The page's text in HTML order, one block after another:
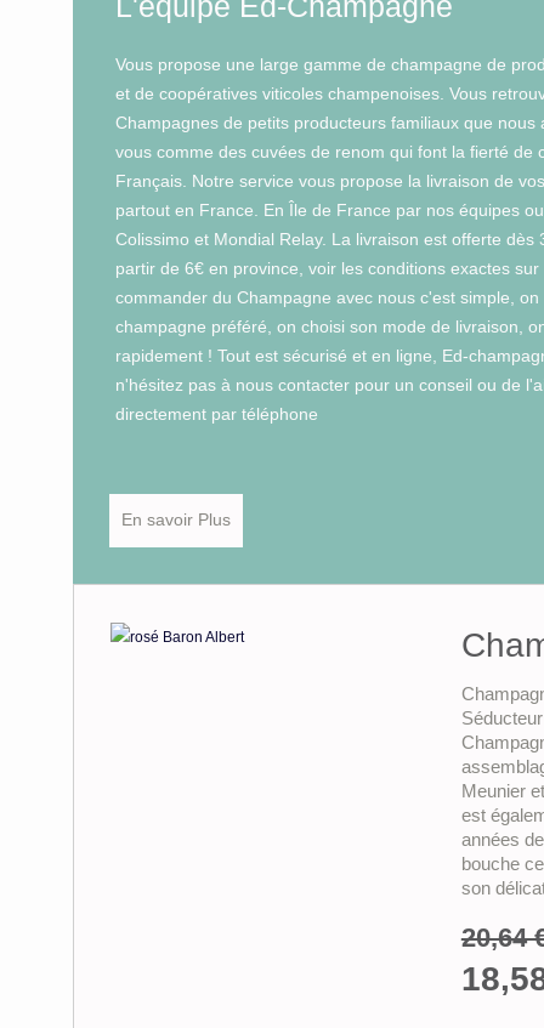
Vous propose une large gamme de champagne de
et de coopératives viticoles champenoises. Vous
Champagnes de petits producteurs familiaux que nous
vous comme des cuvées de renom qui font la fierté de
Français. Notre service vous propose la livraison de
partout en France. En Île de France par nos équipes
Colissimo et Mondial Relay. La livraison est offerte dès
partir de 6€ en province, voir les conditions exactes
commander du Champagne avec nous c'est simple,
champagne préféré, on choisi son mode de livraison,
rapidement ! Tout est sécurisé et en ligne, Ed-
n'hésitez pas à nous contacter pour un conseil ou de
directement par téléphone
En savoir Plus
Meunier
est
années
bouche
son
20,64